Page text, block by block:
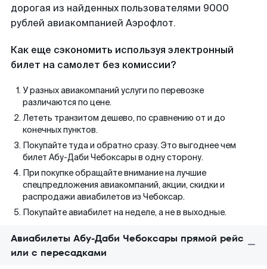
дорогая из найденных пользователями 9000
рублей авиакомпанией Аэрофлот.
Как еще сэкономить используя электронный
билет на самолет без комиссии?
У разных авиакомпаний услуги по перевозке
различаются по цене.
Лететь транзитом дешево, по сравнению от и до
конечных пунктов.
Покупайте туда и обратно сразу. Это выгоднее чем
билет Абу-Даби Чебоксары в одну сторону.
При покупке обращайте внимание на лучшие
спецпредложения авиакомпаний, акции, скидки и
распродажи авиабилетов из Чебоксар.
Покупайте авиабилет на неделе, а не в выходные.
Авиабилеты Абу-Даби Чебоксары прямой рейс
или с пересадками